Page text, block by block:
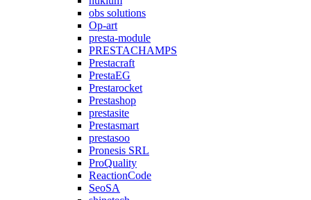
obs solutions
Op-art
presta-module
PRESTACHAMPS
Prestacraft
PrestaEG
Prestarocket
Prestashop
prestasite
Prestasmart
prestasoo
Pronesis SRL
ProQuality
ReactionCode
SeoSA